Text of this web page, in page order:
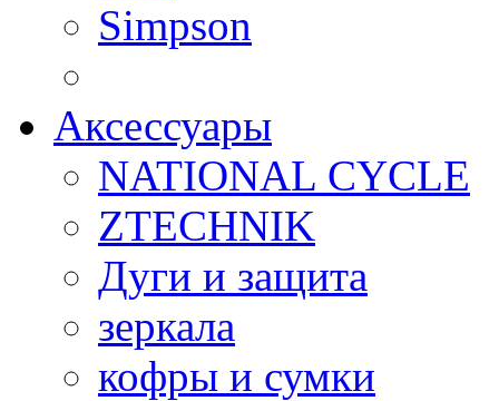
Simpson
Аксессуары
NATIONAL CYCLE
ZTECHNIK
Дуги и защита
зеркала
кофры и сумки